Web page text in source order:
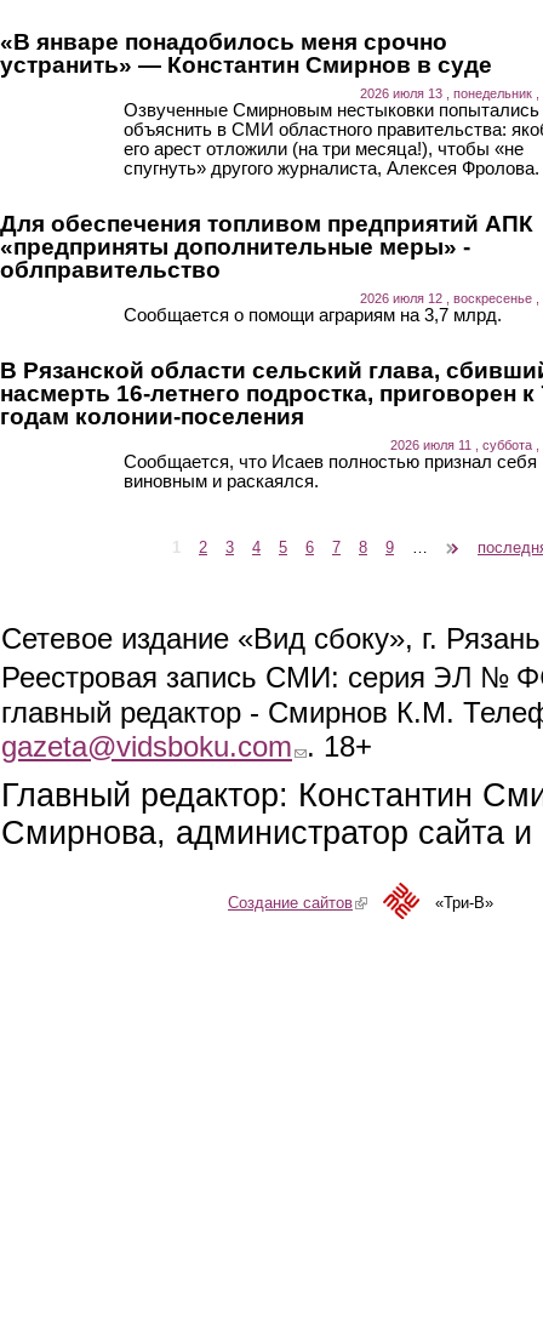
«В январе понадобилось меня срочно
устранить» — Константин Смирнов в суде
2026 июля 13 , понедельник ,
Озвученные Смирновым нестыковки попытались
объяснить в СМИ областного правительства:
его арест отложили (на три месяца!), чтобы «не
спугнуть» другого журналиста, Алексея Фролова.
Для обеспечения топливом предприятий АПК
«предприняты дополнительные меры» -
облправительство
2026 июля 12 , воскресенье ,
Сообщается о помощи аграриям на 3,7 млрд.
В Рязанской области сельский глава,
насмерть 16-летнего подростка, приговорен к
годам колонии-поселения
2026 июля 11 , суббота ,
Сообщается, что Исаев полностью признал себя
виновным и раскаялся.
1 2 3 4 5 6 7 8 9
Сетевое издание «Вид сбоку», г.
Реестровая запись СМИ: серия ЭЛ №
главный редактор - Смирнов К.М.
gazeta@vidsboku.com (link sends e-mail)
. 18+
Главный редактор: Константин
Смирнова, администратор сайта
Создание сайтов(link is external)«Три-В»